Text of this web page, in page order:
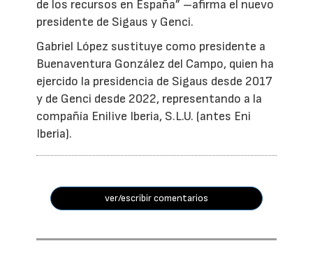
de los recursos en España” –afirma el nuevo
presidente de Sigaus y Genci.
Gabriel López sustituye como presidente a
Buenaventura González del Campo, quien ha
ejercido la presidencia de Sigaus desde 2017
y de Genci desde 2022, representando a la
compañía Enilive Iberia, S.L.U. (antes Eni
Iberia).
ver/escribir comentarios